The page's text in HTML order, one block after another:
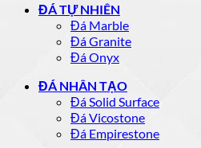
ĐÁ TỰ NHIÊN
Đá Marble
Đá Granite
Đá Onyx
ĐÁ NHÂN TẠO
Đá Solid Surface
Đá Vicostone
Đá Empirestone